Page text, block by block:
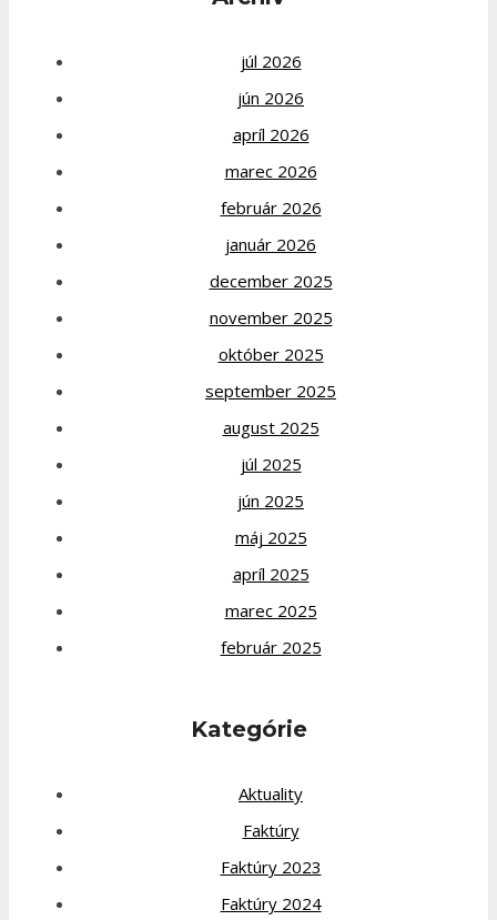
júl 2026
jún 2026
apríl 2026
marec 2026
február 2026
január 2026
december 2025
november 2025
október 2025
september 2025
august 2025
júl 2025
jún 2025
máj 2025
apríl 2025
marec 2025
február 2025
Kategórie
Aktuality
Faktúry
Faktúry 2023
Faktúry 2024